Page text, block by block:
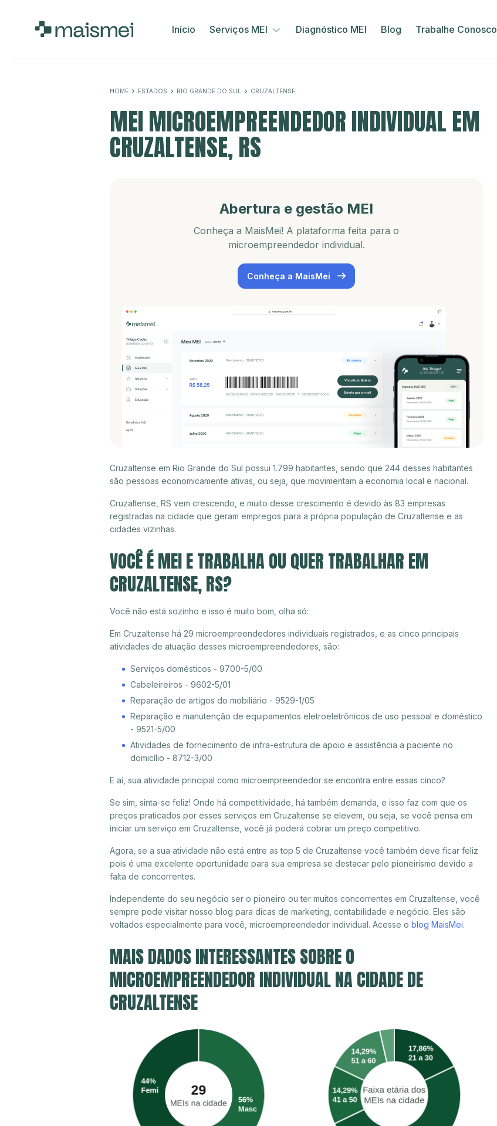
Início Serviços MEI Diagnóstico MEI Blog Trabalhe Conosco
HOME ESTADOS RIO GRANDE DO SUL CRUZALTENSE
MEI MICROEMPREENDEDOR INDIVIDUAL EM
CRUZALTENSE, RS
Abertura e gestão MEI
Conheça a MaisMei! A plataforma feita para o
microempreendedor individual.
Conheça a MaisMei
Cruzaltense em Rio Grande do Sul possui 1.799 habitantes, sendo que 244 desses habitantes
são pessoas economicamente ativas, ou seja, que movimentam a economia local e nacional.
Cruzaltense, RS vem crescendo, e muito desse crescimento é devido às 83 empresas
registradas na cidade que geram empregos para a própria população de Cruzaltense e as
cidades vizinhas.
VOCÊ É MEI E TRABALHA OU QUER TRABALHAR EM
CRUZALTENSE, RS?
Você não está sozinho e isso é muito bom, olha só:
Em Cruzaltense há 29 microempreendedores individuais registrados, e as cinco principais
atividades de atuação desses microempreendedores, são:
Serviços domésticos - 9700-5/00
Cabeleireiros - 9602-5/01
Reparação de artigos do mobiliário - 9529-1/05
Reparação e manutenção de equipamentos eletroeletrônicos de uso pessoal e doméstico
- 9521-5/00
Atividades de fornecimento de infra-estrutura de apoio e assistência a paciente no
domicílio - 8712-3/00
E aí, sua atividade principal como microempreendedor se encontra entre essas cinco?
Se sim, sinta-se feliz! Onde há competitividade, há também demanda, e isso faz com que os
preços praticados por esses serviços em Cruzaltense se elevem, ou seja, se você pensa em
iniciar um serviço em Cruzaltense, você já poderá cobrar um preço competitivo.
Agora, se a sua atividade não está entre as top 5 de Cruzaltense você também deve ficar feliz
pois é uma excelente oportunidade para sua empresa se destacar pelo pioneirismo devido a
falta de concorrentes.
Independente do seu negócio ser o pioneiro ou ter muitos concorrentes em Cruzaltense, você
sempre pode visitar nosso blog para dicas de marketing, contabilidade e negócio. Eles são
voltados especialmente para você, microempreendedor individual. Acesse o blog MaisMei.
MAIS DADOS INTERESSANTES SOBRE O
MICROEMPREENDEDOR INDIVIDUAL NA CIDADE DE
CRUZALTENSE